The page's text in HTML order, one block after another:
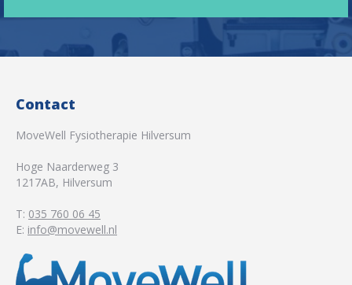
Contact
MoveWell Fysiotherapie Hilversum
Hoge Naarderweg 3
1217AB, Hilversum
T: 035 760 06 45
E: info@movewell.nl